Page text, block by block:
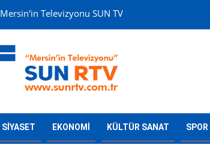
Mersin'in Televizyonu SUN TV
SİYASET EKONOMİ KÜLTÜR SANAT SPOR